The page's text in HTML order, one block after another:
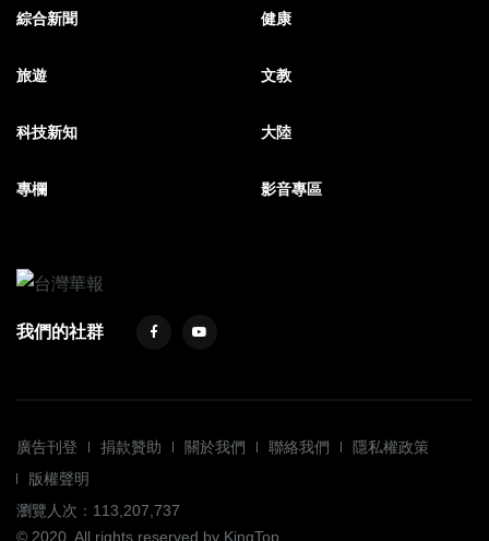
綜合新聞 健康
旅遊 文教
科技新知 大陸
專欄 影音專區
我們的社群
廣告刊登 捐款贊助 關於我們 聯絡我們
隱私權政策
版權聲明
瀏覽人次：113,207,737
© 2020. All rights reserved by KingTop.